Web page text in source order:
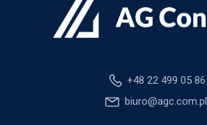
+48 22 499 05 86
biuro@agc.com.pl